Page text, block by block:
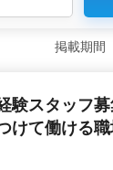
中・マイカー通
で、税理士補助業
代行、経営アドバ
ーズに合わせた
アント対応経験者
計事務所経験があ
す。ブランクが
掲載期間
験スタッフ
けて働ける